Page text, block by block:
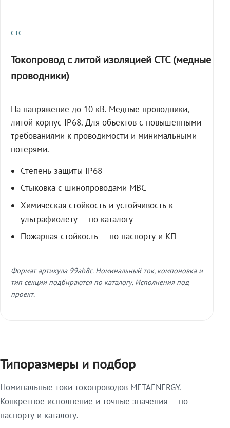
СТС
Токопровод с литой изоляцией СТС (медные
проводники)
На напряжение до 10 кВ. Медные проводники,
литой корпус IP68. Для объектов с повышенными
требованиями к проводимости и минимальными
потерями.
Степень защиты IP68
Стыковка с шинопроводами МВС
Химическая стойкость и устойчивость к
ультрафиолету — по каталогу
Пожарная стойкость — по паспорту и КП
Формат артикула 99ab8c. Номинальный ток, компоновка и
тип секции подбираются по каталогу. Исполнения под
проект.
Типоразмеры и подбор
Номинальные токи токопроводов METAENERGY.
Конкретное исполнение и точные значения — по
паспорту и каталогу.